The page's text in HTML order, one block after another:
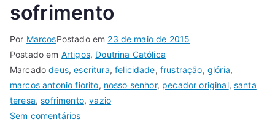
sofrimento
Por MarcosPostado em 23 de maio de 2015
Postado em Artigos, Doutrina Católica
Marcadodeus,escritura,felicidade, frustração, glória,
marcos antonio fiorito, nosso senhor, pecador original, santa
teresa,sofrimento,vazio
Sem comentários